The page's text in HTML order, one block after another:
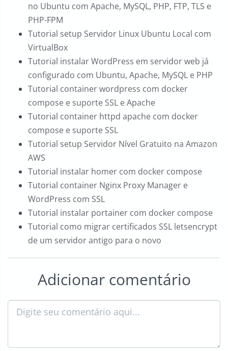
no Ubuntu com Apache, MySQL, PHP, FTP, TLS e
PHP-FPM
Tutorial setup Servidor Linux Ubuntu Local com
VirtualBox
Tutorial instalar WordPress em servidor web já
configurado com Ubuntu, Apache, MySQL e PHP
Tutorial container wordpress com docker
compose e suporte SSL e Apache
Tutorial container httpd apache com docker
compose e suporte SSL
Tutorial setup Servidor Nível Gratuito na Amazon
AWS
Tutorial instalar homer com docker compose
Tutorial container Nginx Proxy Manager e
WordPress com SSL
Tutorial instalar portainer com docker compose
Tutorial como migrar certificados SSL letsencrypt
de um servidor antigo para o novo
Adicionar comentário